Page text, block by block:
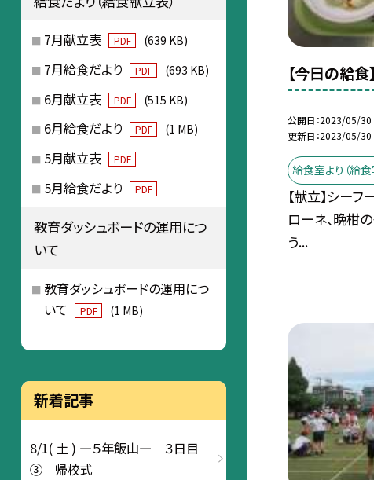
【今日の給食
公開日 2023/05/30
更新日 2023/05/30
給食室より（給食
【献立】シーフ
ローネ、晩柑の
う...
7月献立表 PDF (639 KB)
7月給食だより PDF (693 KB)
6月献立表 PDF (515 KB)
6月給食だより PDF (1 MB)
5月献立表 PDF
5月給食だより PDF
教育ダッシュボードの運用につ
いて
教育ダッシュボードの運用につ
いて
PDF (1 MB)
新着記事
8/1( 土 ) ―５年飯山― ３日目
③ 帰校式